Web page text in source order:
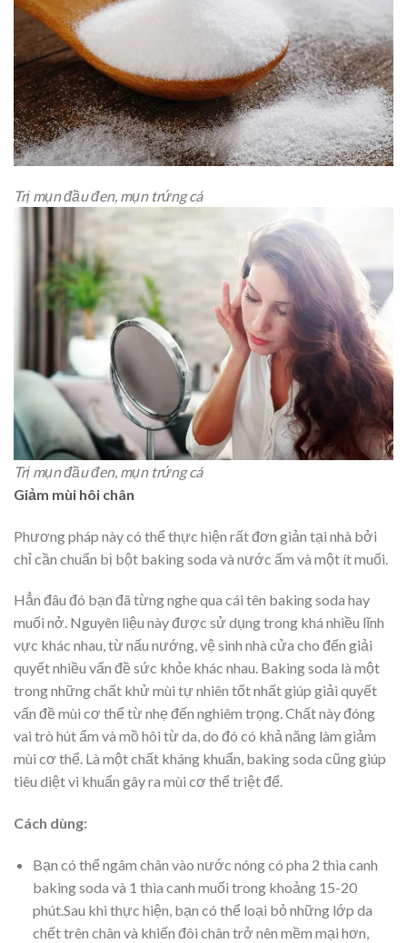
Trị mụn đầu đen, mụn trứng cá
Trị mụn đầu đen, mụn trứng cá
Giảm mùi hôi chân
Phương pháp này có thể thực hiện rất đơn giản tại nhà bởi
chỉ cần chuẩn bị bột baking soda và nước ấm và một ít muối.
Hẳn đâu đó bạn đã từng nghe qua cái tên baking soda hay
muối nở. Nguyên liệu này được sử dụng trong khá nhiều lĩnh
vực khác nhau, từ nấu nướng, vệ sinh nhà cửa cho đến giải
quyết nhiều vấn đề sức khỏe khác nhau. Baking soda là một
trong những chất khử mùi tự nhiên tốt nhất giúp giải quyết
vấn đề mùi cơ thể từ nhẹ đến nghiêm trọng. Chất này đóng
vai trò hút ẩm và mồ hôi từ da, do đó có khả năng làm giảm
mùi cơ thể. Là một chất kháng khuẩn, baking soda cũng giúp
tiêu diệt vi khuẩn gây ra mùi cơ thể triệt để.
Cách dùng:
Bạn có thể ngâm chân vào nước nóng có pha 2 thìa canh
baking soda và 1 thìa canh muối trong khoảng 15-20
phút.Sau khi thực hiện, bạn có thể loại bỏ những lớp da
chết trên chân và khiến đôi chân trở nên mềm mại hơn,